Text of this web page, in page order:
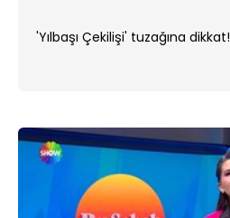
'Yılbaşı Çekilişi' tuzağına dikkat!